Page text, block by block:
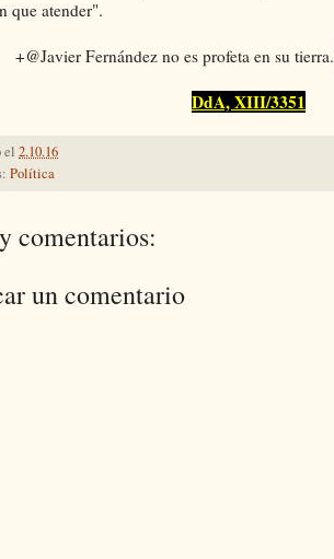
que atender".
+@Javier Fernández no es profeta en su tierra.
DdA, XIII/3351
el 2.10.16
Política
comentarios:
un comentario